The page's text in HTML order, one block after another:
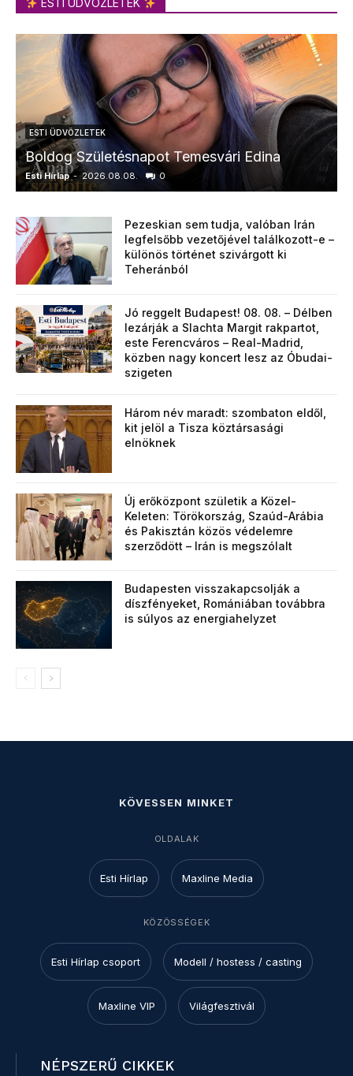
ESTI ÜDVÖZLETEK
ESTI ÜDVÖZLETEK
Boldog Születésnapot Temesvári Edina
Esti Hírlap - 2026.08.08. 0
Pezeskian sem tudja, valóban Irán
legfelsőbb vezetőjével találkozott-e –
különös történet szivárgott ki
Teheránból
Jó reggelt Budapest! 08. 08. – Délben
lezárják a Slachta Margit rakpartot,
este Ferencváros – Real-Madrid,
közben nagy koncert lesz az Óbudai-
szigeten
Három név maradt: szombaton eldől,
kit jelöl a Tisza köztársasági
elnöknek
Új erőközpont születik a Közel-
Keleten: Törökország, Szaúd-Arábia
és Pakisztán közös védelemre
szerződött – Irán is megszólalt
Budapesten visszakapcsolják a
díszfényeket, Romániában továbbra
is súlyos az energiahelyzet
KÖVESSEN MINKET
OLDALAK
Esti Hírlap Maxline Media
KÖZÖSSÉGEK
Esti Hírlap csoport Modell / hostess / casting
Maxline VIP Világfesztivál
NÉPSZERŰ CIKKEK